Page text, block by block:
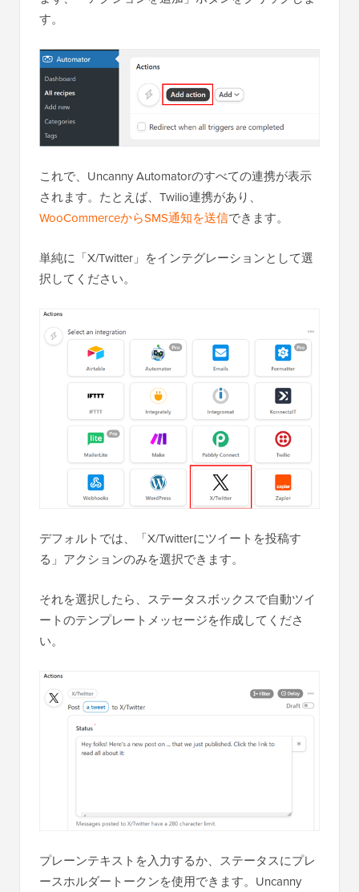
す。
これで、Uncanny Automatorのすべての連携が表示
されます。たとえば、Twilio連携があり、
WooCommerceからSMS通知を送信できます。
単純に「X/Twitter」をインテグレーションとして選
択してください。
デフォルトでは、「X/Twitterにツイートを投稿す
る」アクションのみを選択できます。
それを選択したら、ステータスボックスで自動ツイ
ートのテンプレートメッセージを作成してくださ
い。
プレーンテキストを入力するか、ステータスにプレ
ースホルダートークンを使用できます。Uncanny